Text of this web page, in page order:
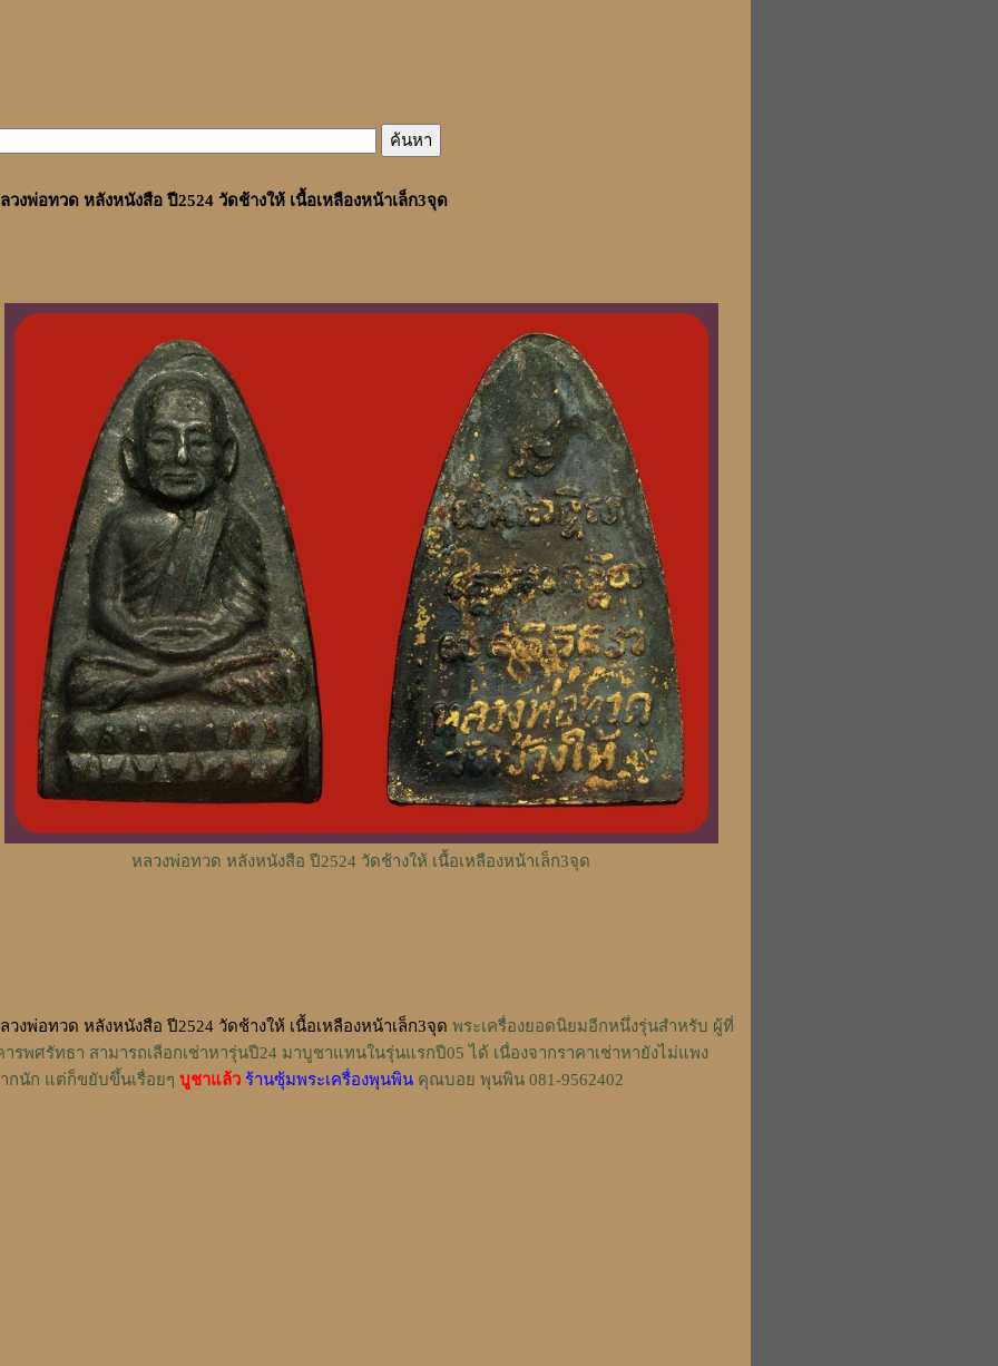
วงพ่อทวด หลังหนังสือ ปี2524 วัดช้างให้ เนื้อเหลืองหน้าเล็ก3จุด
หลวงพ่อทวด หลังหนังสือ ปี2524 วัดช้างให้ เนื้อเหลืองหน้าเล็ก3จุด
วงพ่อทวด หลังหนังสือ ปี2524 วัดช้างให้ เนื้อเหลืองหน้าเล็ก3จุด พระเครื่องยอดนิยมอีกหนึ่งรุ่นสำหรับ ผู้ที่
ารพศรัทธา สามารถเลือกเช่าหารุ่นปี24 มาบูชาแทนในรุ่นแรกปี05 ได้ เนื่องจากราคาเช่าหายังไม่แพง
กนัก แต่ก็ขยับขึ้นเรื่อยๆ บูชาแล้ว ร้านซุ้มพระเครื่องพุนพินคุณบอย พุนพิน 081-9562402